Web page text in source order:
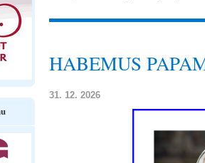
HABEMUS
31. 12. 2026